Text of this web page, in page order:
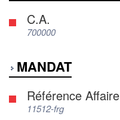
C.A.
700000
MANDAT
Référence Affaire
11512-frg